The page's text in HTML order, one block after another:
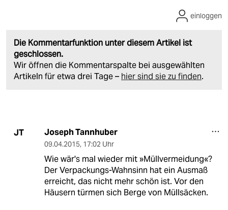
Die Kommentarfunktion unter diesem Artikel ist
geschlossen.
Wir öffnen die Kommentarspalte bei ausgewählten
Artikeln für etwa drei Tage – hier sind sie zu finden.
einloggen
JT Joseph Tannhuber
09.04.2015, 17:02 Uhr
Wie wär's mal wieder mit »Müllvermeidung«?
Der Verpackungs-Wahnsinn hat ein Ausmaß
erreicht, das nicht mehr schön ist. Vor den
Häusern türmen sich Berge von Müllsäcken.